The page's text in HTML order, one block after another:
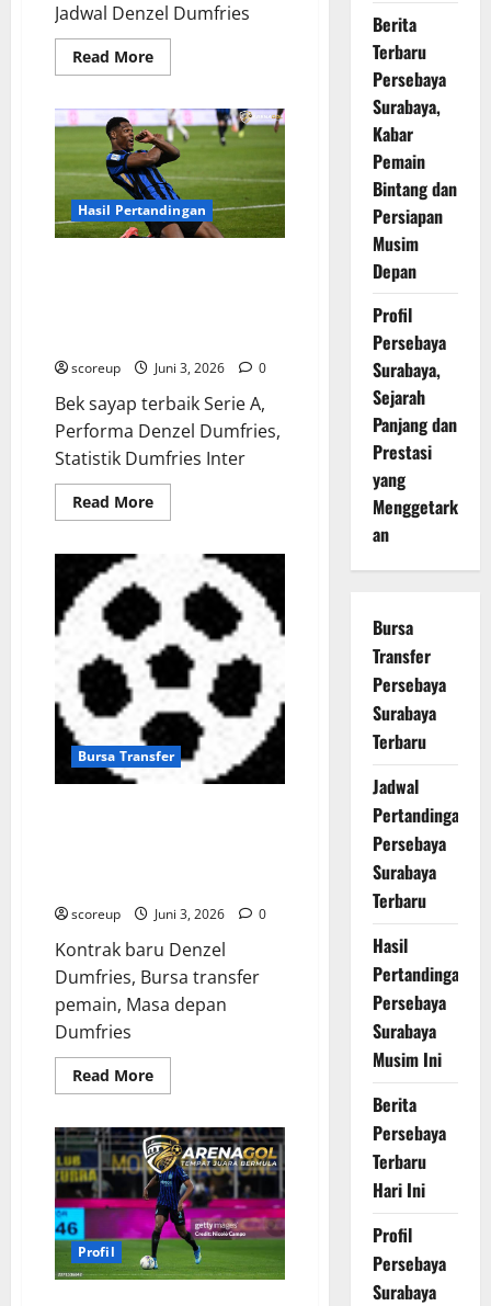
Jadwal Denzel Dumfries
Read MoreRead
more
Denzel
Dumfries
di
laga
krusial
pekan
ini
wajib
Anda
Hasil Pertandingan
scoreup Juni 3, 2026 0
Bek sayap terbaik Serie A,
Performa Denzel Dumfries,
Statistik Dumfries Inter
Read MoreRead
more
Denzel
Dumfries
yang
fenomenal
sukses
membawa
Inter
Milan
hancurkan
tanpa
ampun
Bursa Transfer
scoreup Juni 3, 2026 0
Kontrak baru Denzel
Dumfries, Bursa transfer
pemain, Masa depan
Dumfries
Read MoreRead
more
baru
Denzel
Dumfries
di
Inter
Milan
resmi
menjadi
kabar
paling
Profil
Berita
Terbaru
Persebaya
Surabaya,
Kabar
Pemain
Bintang dan
Persiapan
Musim
Depan
Profil
Persebaya
Surabaya,
Sejarah
Panjang dan
Prestasi
yang
Menggetark
an
Bursa
Transfer
Persebaya
Surabaya
Terbaru
Jadwal
Pertandingan
Persebaya
Surabaya
Terbaru
Hasil
Pertandingan
Persebaya
Surabaya
Musim Ini
Berita
Persebaya
Terbaru
Hari Ini
Profil
Persebaya
Surabaya